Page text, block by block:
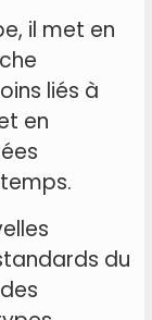
il met en
liés à
en
du